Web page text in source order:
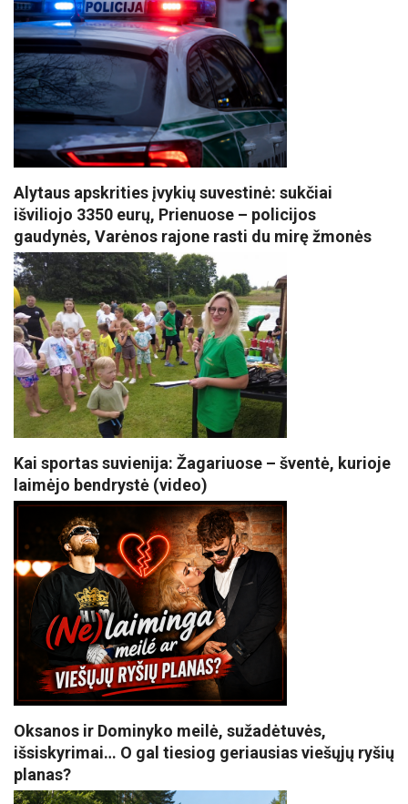
Alytaus apskrities įvykių suvestinė: sukčiai
išviliojo 3350 eurų, Prienuose – policijos
gaudynės, Varėnos rajone rasti du mirę žmonės
Kai sportas suvienija: Žagariuose – šventė, kurioje
laimėjo bendrystė (video)
Oksanos ir Dominyko meilė, sužadėtuvės,
išsiskyrimai… O gal tiesiog geriausias viešųjų ryšių
planas?